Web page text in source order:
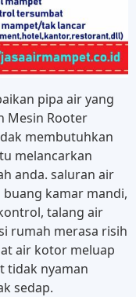
pipa air yang
Mesin Rooter
membutuhkan
melancarkan
anda. saluran air
kamar mandi,
talang air
rumah merasa risih
air kotor meluap
tidak nyaman
sedap.